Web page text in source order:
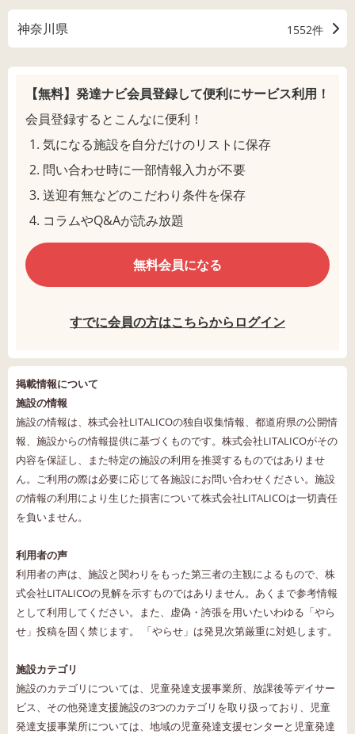
神奈川県 1552件
【無料】発達ナビ会員登録して便利にサービス利用！
会員登録するとこんなに便利！
気になる施設を自分だけのリストに保存
問い合わせ時に一部情報入力が不要
送迎有無などのこだわり条件を保存
コラムやQ&Aが読み放題
無料会員になる
すでに会員の方はこちらからログイン
掲載情報について
施設の情報
施設の情報は、株式会社LITALICOの独自収集情報、都道府県の公開情
報、施設からの情報提供に基づくものです。株式会社LITALICOがその
内容を保証し、また特定の施設の利用を推奨するものではありませ
ん。ご利用の際は必要に応じて各施設にお問い合わせください。施設
の情報の利用により生じた損害について株式会社LITALICOは一切責任
を負いません。
利用者の声
利用者の声は、施設と関わりをもった第三者の主観によるもので、株
式会社LITALICOの見解を示すものではありません。あくまで参考情報
として利用してください。また、虚偽・誇張を用いたいわゆる「やら
せ」投稿を固く禁じます。 「やらせ」は発見次第厳重に対処します。
施設カテゴリ
施設のカテゴリについては、児童発達支援事業所、放課後等デイサー
ビス、その他発達支援施設の3つのカテゴリを取り扱っており、児童
発達支援事業所については、地域の児童発達支援センターと児童発達